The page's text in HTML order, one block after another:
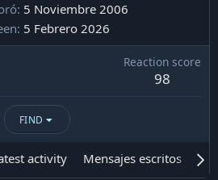
5 Noviembre 2006
5 Febrero 2026
Reaction score
98
FIND
activity Mensajes escritos